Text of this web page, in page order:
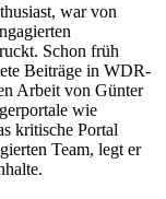
war von
Schon früh
Beiträge in WDR-
Arbeit von Günter
wie
kritische Portal
Team, legt er